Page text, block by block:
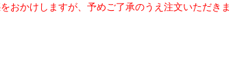
おかけしますが、予めご了承のうえ注文いただきま